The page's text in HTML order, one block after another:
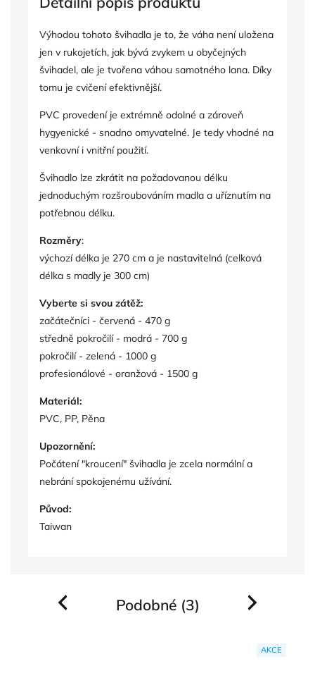
Výhodou tohoto švihadla je to, že váha není uložena
jen v rukojetích, jak bývá zvykem u obyčejných
švihadel, ale je tvořena váhou samotného lana. Díky
tomu je cvičení efektivnější.
PVC provedení je extrémně odolné a zároveň
hygyenické - snadno omyvatelné. Je tedy vhodné na
venkovní i vnitřní použití.
Švihadlo lze zkrátit na požadovanou délku
jednoduchým rozšroubováním madla a uříznutím na
potřebnou délku.
Rozměry:
výchozí délka je 270 cm a je nastavitelná (celková
délka s madly je 300 cm)
Vyberte si svou zátěž:
začátečníci - červená - 470 g
středně pokročilí - modrá - 700 g
pokročilí - zelená - 1000 g
profesionálové - oranžová - 1500 g
Materiál:
PVC, PP, Pěna
Upozornění:
Počátení "kroucení" švihadla je zcela normální a
nebrání spokojenému užívání.
Původ:
Taiwan
Podobné (3)
Previous Next